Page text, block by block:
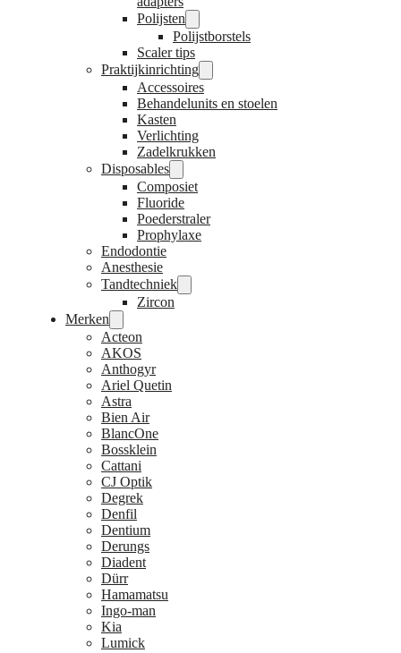
Polijsten
Polijstborstels
Scaler tips
Praktijkinrichting
Accessoires
Behandelunits en stoelen
Kasten
Verlichting
Zadelkrukken
Disposables
Composiet
Fluoride
Poederstraler
Prophylaxe
Endodontie
Anesthesie
Tandtechniek
Zircon
Merken
Acteon
AKOS
Anthogyr
Ariel Quetin
Astra
Bien Air
BlancOne
Bossklein
Cattani
CJ Optik
Degrek
Denfil
Dentium
Derungs
Diadent
Dürr
Hamamatsu
Ingo-man
Kia
Lumick